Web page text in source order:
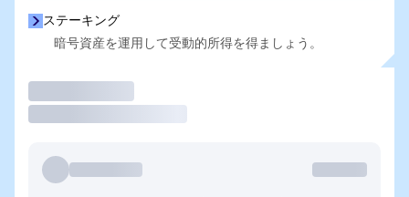
ステーキング
暗号資産を運用して受動的所得を得ましょう。